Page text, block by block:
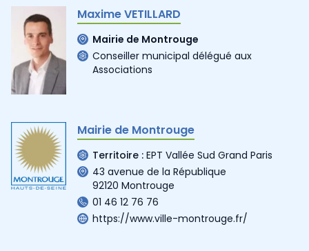
Maxime VETILLARD
Mairie de Montrouge
Conseiller municipal délégué aux
Associations
Mairie de Montrouge
Territoire : EPT Vallée Sud Grand Paris
43 avenue de la République
92120 Montrouge
01 46 12 76 76
https://www.ville-montrouge.fr/